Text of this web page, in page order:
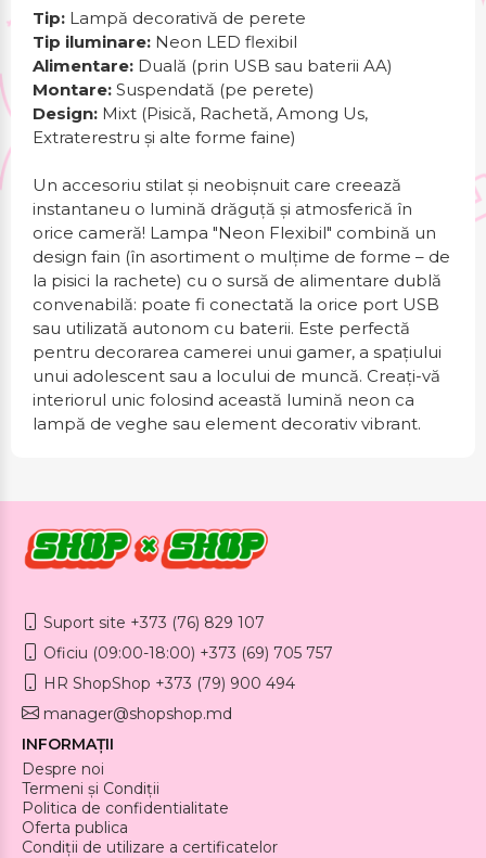
Tip: Lampă decorativă de perete
Tip iluminare: Neon LED flexibil
Alimentare: Duală (prin USB sau baterii AA)
Montare: Suspendată (pe perete)
Design: Mixt (Pisică, Rachetă, Among Us,
Extraterestru și alte forme faine)
Un accesoriu stilat și neobișnuit care creează
instantaneu o lumină drăguță și atmosferică în
orice cameră! Lampa "Neon Flexibil" combină un
design fain (în asortiment o mulțime de forme – de
la pisici la rachete) cu o sursă de alimentare dublă
convenabilă: poate fi conectată la orice port USB
sau utilizată autonom cu baterii. Este perfectă
pentru decorarea camerei unui gamer, a spațiului
unui adolescent sau a locului de muncă. Creați-vă
interiorul unic folosind această lumină neon ca
lampă de veghe sau element decorativ vibrant.
Suport site +373 (76) 829 107
Oficiu (09:00-18:00) +373 (69) 705 757
HR ShopShop +373 (79) 900 494
manager@shopshop.md
INFORMAȚII
Despre noi
Termeni și Condiții
Politica de confidentialitate
Oferta publica
Condiții de utilizare a certificatelor